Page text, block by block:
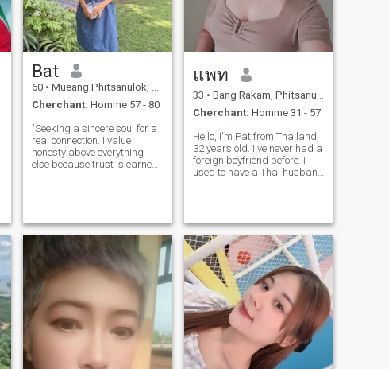
Bat
60 • Mueang Phitsanulok, Phitsanulok, Thailande
Cherchant: Homme 57 - 80
"Seeking a sincere soul for a
real connection. I value
honesty above everything
else because trust is earned,
grow old with and y
แพท
33 • Bang Rakam, Phitsanulok, Thailande
Cherchant: Homme 31 - 57
Hello, I'm Pat from Thailand,
32 years old. I've never had a
foreign boyfriend before. I
used to have a Thai husband